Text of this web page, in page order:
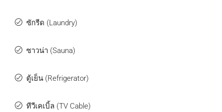
ซักรีด (Laundry)
ซาวน่า (Sauna)
ตู้เย็น (Refrigerator)
ทีวีเคเบิ้ล (TV Cable)